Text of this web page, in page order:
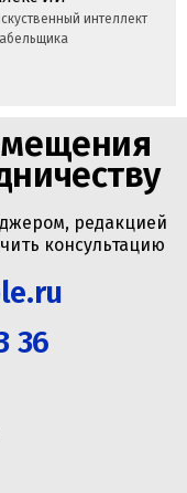
интеллект
редакцией
консультацию
36